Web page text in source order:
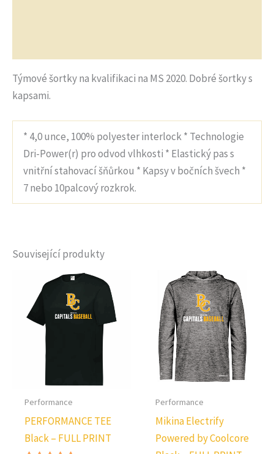
Týmové šortky na kvalifikaci na MS 2020. Dobré šortky s
kapsami.
* 4,0 unce, 100% polyester interlock * Technologie
Dri-Power(r) pro odvod vlhkosti * Elastický pas s
vnitřní stahovací šňůrkou * Kapsy v bočních švech *
7 nebo 10palcový rozkrok.
Související produkty
Performance
PERFORMANCE TEE
Black – FULL PRINT
Performance
Mikina Electrify
Powered by Coolcore